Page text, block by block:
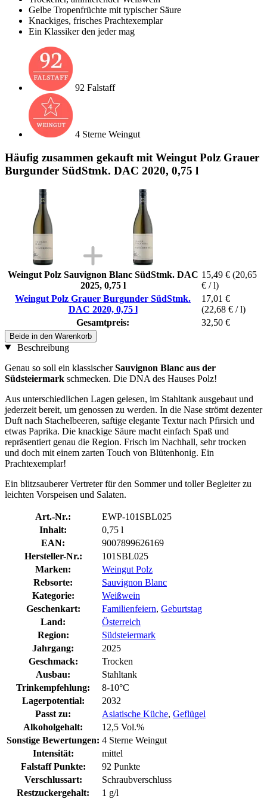
Gelbe Tropenfrüchte mit typischer Säure
Knackiges, frisches Prachtexemplar
Ein Klassiker den jeder mag
92 Falstaff
4 Sterne Weingut
Häufig zusammen gekauft mit Weingut Polz Grauer
Burgunder SüdStmk. DAC 2020, 0,75 l
Weingut Polz Sauvignon Blanc SüdStmk. DAC
2025, 0,75 l
15,49 € (20,65
€ / l)
Weingut Polz Grauer Burgunder SüdStmk.
DAC 2020, 0,75 l
17,01 €
(22,68 € / l)
Gesamtpreis:
32,50 €
Beide in den Warenkorb
Beschreibung
Genau so soll ein klassischerSauvignon Blanc aus der
Südsteiermark schmecken. Die DNA des Hauses Polz!
Aus unterschiedlichen Lagen gelesen, im Stahltank ausgebaut und
jederzeit bereit, um genossen zu werden. In die Nase strömt dezenter
Duft nach Stachelbeeren, saftige elegante Textur nach Pfirsich und
etwas Paprika. Die knackige Säure macht einfach Spaß und
repräsentiert genau die Region. Frisch im Nachhall, sehr trocken
und doch mit einem zarten Touch von Blütenhonig. Ein
Prachtexemplar!
Ein blitzsauberer Vertreter für den Sommer und toller Begleiter zu
leichten Vorspeisen und Salaten.
Art.-Nr.:
EWP-101SBL025
Inhalt:
0,75 l
EAN:
9007899626169
Hersteller-Nr.:
101SBL025
Marken:
Weingut Polz
Rebsorte:
Sauvignon Blanc
Kategorie:
Weißwein
Geschenkart:
Familienfeiern, Geburtstag
Land:
Österreich
Region:
Südsteiermark
Jahrgang:
2025
Geschmack:
Trocken
Ausbau:
Stahltank
Trinkempfehlung:
8-10°C
Lagerpotential:
2032
Passt zu:
Asiatische Küche, Geflügel
Alkoholgehalt:
12,5 Vol.%
Sonstige Bewertungen: 4 Sterne Weingut
Intensität:
mittel
Falstaff Punkte:
92 Punkte
Verschlussart:
Schraubverschluss
Restzuckergehalt:
1 g/l